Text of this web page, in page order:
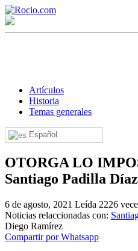
Artículos
Historia
Temas generales
Español
OTORGA LO
Santiago Padilla
6 de agosto, 2021 Leída 2226
Noticias relaccionadas con:
Diego Ramírez
Compartir por Whatsapp
¡Bienvenido! Soy el
¿Cuándo es la romería del
¿Cuántas hermandades